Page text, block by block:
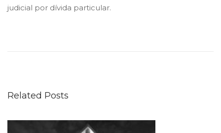
judicial por dívida particular.
I
Related Posts